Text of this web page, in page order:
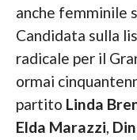
anche femminile
Candidata sulla
radicale per il
ormai
partito Linda
Elda Marazzi,